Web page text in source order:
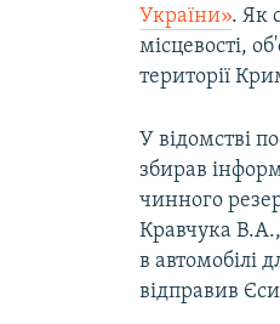
України». Як
місцевості,
території
У відомстві
збирав
чинного
Кравчука
в автомобілі
відправив